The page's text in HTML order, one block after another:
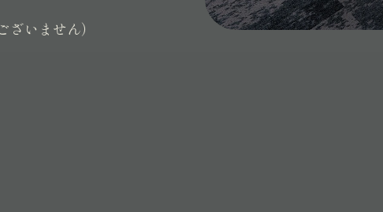
いません）